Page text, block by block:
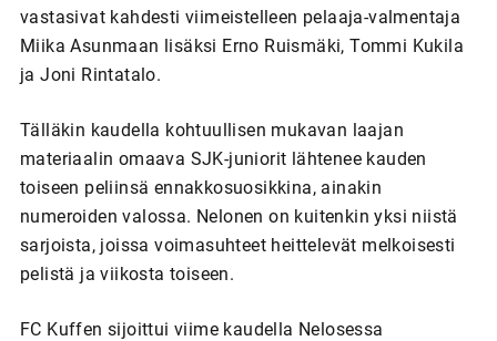
vastasivat kahdesti viimeistelleen pelaaja-valmentaja
Miika Asunmaan lisäksi Erno Ruismäki, Tommi Kukila
ja Joni Rintatalo.
Tälläkin kaudella kohtuullisen mukavan laajan
materiaalin omaava SJK-juniorit lähtenee kauden
toiseen peliinsä ennakkosuosikkina, ainakin
numeroiden valossa. Nelonen on kuitenkin yksi niistä
sarjoista, joissa voimasuhteet heittelevät melkoisesti
pelistä ja viikosta toiseen.
FC Kuffen sijoittui viime kaudella Nelosessa